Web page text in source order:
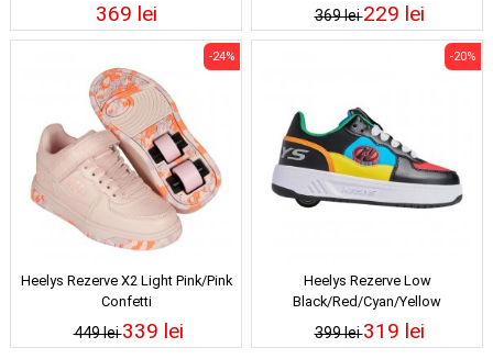
369 lei 369 lei229 lei
Heelys Rezerve X2 Light Pink/Pink
Confetti
449 lei
-24%
339 lei
Heelys Rezerve Low
Black/Red/Cyan/Yellow
399 lei
-20%
319 lei